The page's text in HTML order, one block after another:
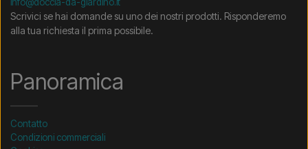
Scrivici se hai domande su uno dei nostri prodotti. Risponderemo
alla tua richiesta il prima possibile.
Panoramica
Contatto
Condizioni commerciali